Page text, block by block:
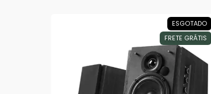
ESGOTADO
FRETE GRÁTIS